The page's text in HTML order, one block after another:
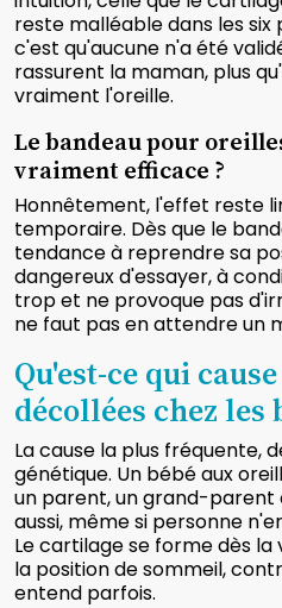
reste malléable dans les six
c'est qu'aucune n'a été
rassurent la maman, plus
vraiment l'oreille.
Le bandeau pour
vraiment efficace ?
Honnêtement, l'effet reste
temporaire. Dès que le
tendance à reprendre sa
dangereux d'essayer, à
trop et ne provoque pas
ne faut pas en attendre un
Qu'est-ce qui
décollées chez les
La cause la plus fréquente,
génétique. Un bébé aux
un parent, un grand-parent
aussi, même si personne
Le cartilage se forme dès
la position de sommeil,
entend parfois.